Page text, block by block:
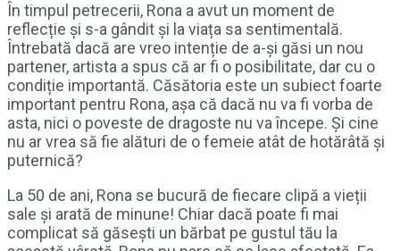
În timpul petrecerii, Rona a avut un moment de
reflecție și s-a gândit și la viața sa sentimentală.
Întrebată dacă are vreo intenție de a-și găsi un nou
partener, artista a spus că ar fi o posibilitate, dar cu o
condiție importantă. Căsătoria este un subiect foarte
important pentru Rona, așa că dacă nu va fi vorba de
asta, nici o poveste de dragoste nu va începe. Și cine
nu ar vrea să fie alături de o femeie atât de hotărâtă și
puternică?
La 50 de ani, Rona se bucură de fiecare clipă a vieții
sale și arată de minune! Chiar dacă poate fi mai
complicat să găsești un bărbat pe gustul tău la